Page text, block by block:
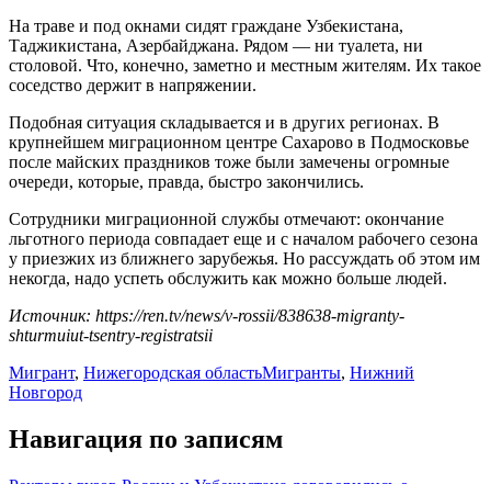
На траве и под окнами сидят граждане Узбекистана,
Таджикистана, Азербайджана. Рядом — ни туалета, ни
столовой. Что, конечно, заметно и местным жителям. Их такое
соседство держит в напряжении.
Подобная ситуация складывается и в других регионах. В
крупнейшем миграционном центре Сахарово в Подмосковье
после майских праздников тоже были замечены огромные
очереди, которые, правда, быстро закончились.
Сотрудники миграционной службы отмечают: окончание
льготного периода совпадает еще и с началом рабочего сезона
у приезжих из ближнего зарубежья. Но рассуждать об этом им
некогда, надо успеть обслужить как можно больше людей.
Источник: https://ren.tv/news/v-rossii/838638-migranty-
shturmuiut-tsentry-registratsii
Мигрант, Нижегородская областьМигранты, Нижний
Новгород
Навигация по записям